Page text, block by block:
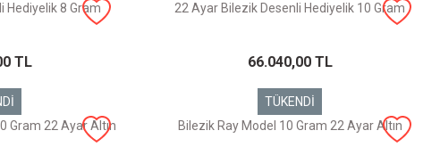
Hediyelik 8 Gram
TL
22 Ayar Bilezik Desenli Hediyelik 10 Gram
66.040,00 TL
Gram 22 Ayar Altın
TÜKENDİ
Bilezik Ray Model 10 Gram 22 Ayar Altın